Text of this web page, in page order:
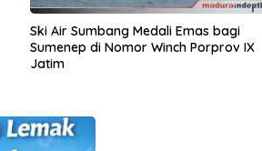
Ski Air Sumbang Medali Emas bagi
Sumenep di Nomor Winch Porprov IX
Jatim